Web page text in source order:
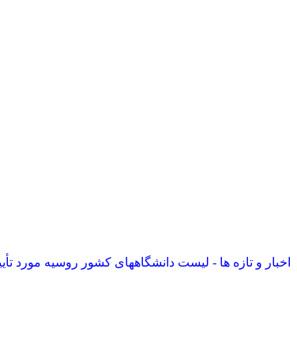
اخبار و تازه ها - لیست دانشگاههای کشور روسیه مورد تأیید